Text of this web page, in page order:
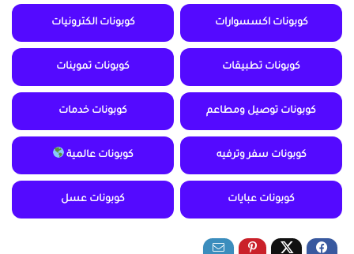
كوبونات اكسسوارات كوبونات الكترونيات
كوبونات تطبيقات كوبونات تموينات
كوبونات توصيل ومطاعم كوبونات خدمات
كوبونات سفر وترفيه كوبونات عالمية
كوبونات عبايات كوبونات عسل